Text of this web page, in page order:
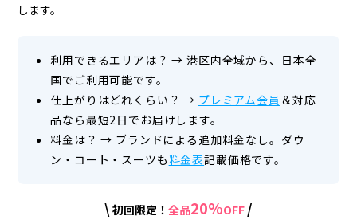
します。
利用できるエリアは？ →港区内全域から、日本全
国でご利用可能です。
仕上がりはどれくらい？ → プレミアム会員 ＆対応
品なら最短2日でお届けします。
料金は？ → ブランドによる追加料金なし。ダウ
ン・コート・スーツも料金表記載価格です。
\ 初回限定！ 全品20%OFF /